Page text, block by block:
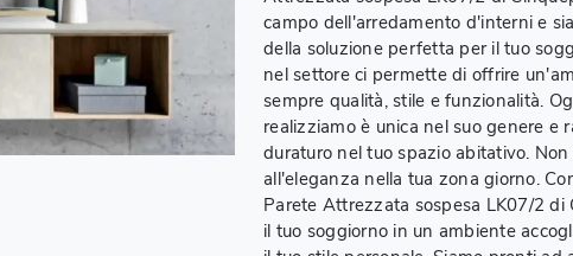
campo dell'arredamento d'interni e
della soluzione perfetta per il tuo
nel settore ci permette di offrire
sempre qualità, stile e funzionalità.
realizziamo è unica nel suo genere e
duraturo nel tuo spazio abitativo.
all'eleganza nella tua zona giorno.
Parete Attrezzata sospesa LK07/2
il tuo soggiorno in un ambiente